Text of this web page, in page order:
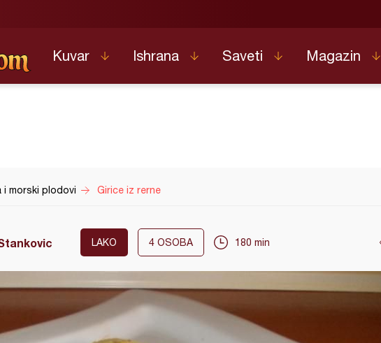
Kuvar Ishrana Saveti Magazin
i morski plodovi Girice iz rerne
LAKO 4 OSOBA 180 min